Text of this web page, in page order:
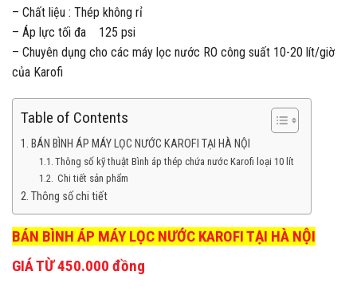
– Chất liệu : Thép không rỉ
– Áp lực tối đa 125 psi
– Chuyên dụng cho các máy lọc nước RO công suất 10-20 lít/giờ
của Karofi
Table of Contents
BÁN BÌNH ÁP MÁY LỌC NƯỚC KAROFI TẠI HÀ NỘI
Thông số kỹ thuật Bình áp thép chứa nước Karofi loại 10 lít
Chi tiết sản phẩm
Thông số chi tiết
BÁN BÌNH ÁP MÁY LỌC NƯỚC KAROFI TẠI HÀ NỘI
GIÁ TỪ 450.000 đồng